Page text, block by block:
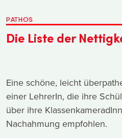
PATHOS
Die Liste der
Eine schöne, leicht
einer LehrerIn, die ihre
über ihre
Nachahmung empfohlen.